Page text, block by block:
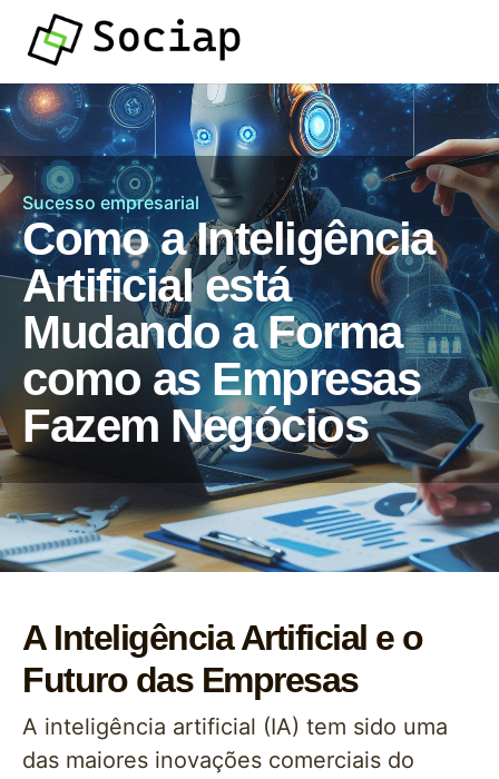
Sucesso empresarial
Como a Inteligência
Artificial está
Mudando a Forma
como as Empresas
Fazem Negócios
A Inteligência Artificial e o
Futuro das Empresas
A inteligência artificial (IA) tem sido uma
das maiores inovações comerciais do